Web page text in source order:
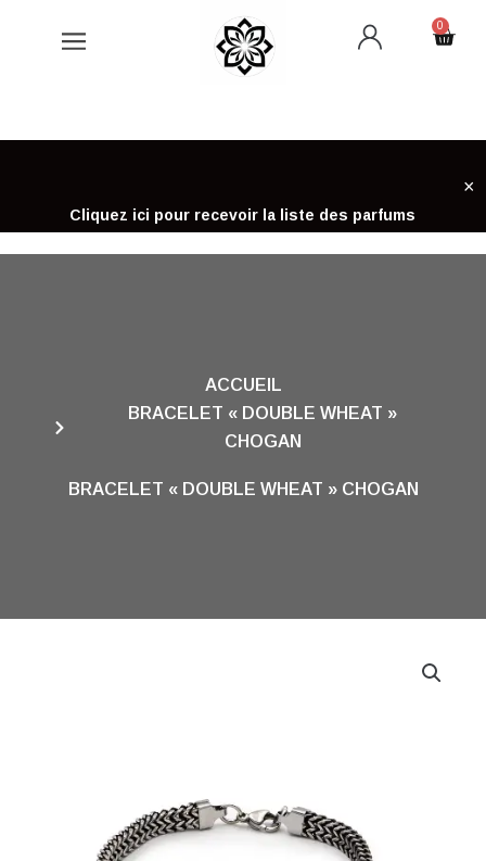
0
Cart
Cliquez ici pour recevoir la liste des parfums
×
ACCUEIL
BRACELET « DOUBLE WHEAT »
CHOGAN
BRACELET « DOUBLE WHEAT » CHOGAN